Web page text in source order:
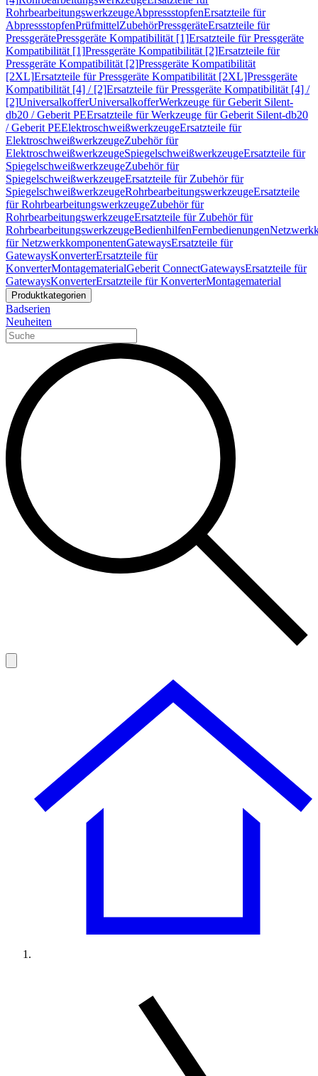
RohrbearbeitungswerkzeugeAbpressstopfenErsatzteile für
AbpressstopfenPrüfmittelZubehörPressgeräteErsatzteile für
PressgerätePressgeräte Kompatibilität [1]Ersatzteile für Pressgeräte
Kompatibilität [1]Pressgeräte Kompatibilität [2]Ersatzteile für
Pressgeräte Kompatibilität [2]Pressgeräte Kompatibilität
[2XL]Ersatzteile für Pressgeräte Kompatibilität [2XL]Pressgeräte
Kompatibilität [4] / [2]Ersatzteile für Pressgeräte Kompatibilität [4] /
[2]UniversalkofferUniversalkofferWerkzeuge für Geberit Silent-
db20 / Geberit PEErsatzteile für Werkzeuge für Geberit Silent-db20
/ Geberit PEElektroschweißwerkzeugeErsatzteile für
ElektroschweißwerkzeugeZubehör für
ElektroschweißwerkzeugeSpiegelschweißwerkzeugeErsatzteile für
SpiegelschweißwerkzeugeZubehör für
SpiegelschweißwerkzeugeErsatzteile für Zubehör für
SpiegelschweißwerkzeugeRohrbearbeitungswerkzeugeErsatzteile
für RohrbearbeitungswerkzeugeZubehör für
RohrbearbeitungswerkzeugeErsatzteile für Zubehör für
RohrbearbeitungswerkzeugeBedienhilfenFernbedienungen
für NetzwerkkomponentenGatewaysErsatzteile für
GatewaysKonverterErsatzteile für
KonverterMontagematerialGeberit ConnectGatewaysErsatzteile für
GatewaysKonverterErsatzteile für KonverterMontagematerial
Produktkategorien
Badserien
Neuheiten